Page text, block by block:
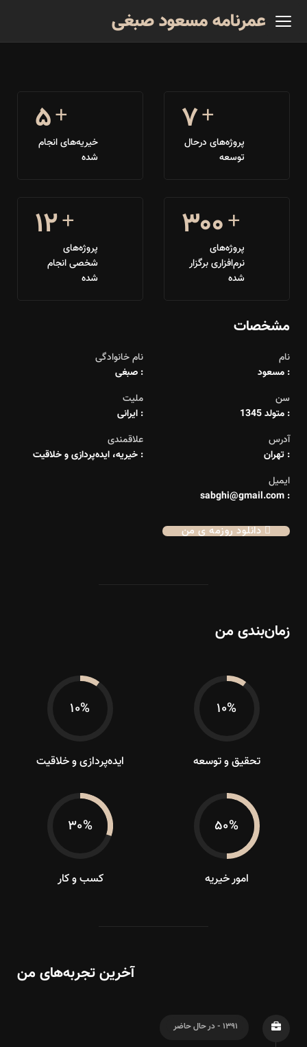
عمرنامه مسعود صبغی
۵
خیریه‌های انجام
شده
۷
پروژه‌های درحال
توسعه
۱۲
پروژه‌های
شخصی انجام
شده
۳۰۰
پروژه‌های
نرم‌افزاری برگزار
شده
مشخصات
نام
: مسعود
نام خانوادگی
: صبغی
سن
: متولد 1345
ملیت
: ایرانی
آدرس
: تهران
علاقمندی
: خیریه، ایده‌پردازی و خلاقیت
ایمیل
: sabghi@gmail.com
دانلود روزمه ی من
زمان‌بندی من
۱۰%
ایده‌پردازی و خلاقیت
۱۰%
تحقیق و توسعه
۳۰%
کسب و کار
۵۰%
امور خیریه
آخرین تجربه‌های من
۱۳۹۱ - در حال حاضر